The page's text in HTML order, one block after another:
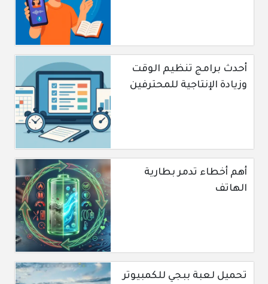
أحدث برامج تنظيم الوقت
وزيادة الإنتاجية للمحترفين
أهم أخطاء تدمر بطارية
الهاتف
تحميل لعبة ببجي للكمبيوتر